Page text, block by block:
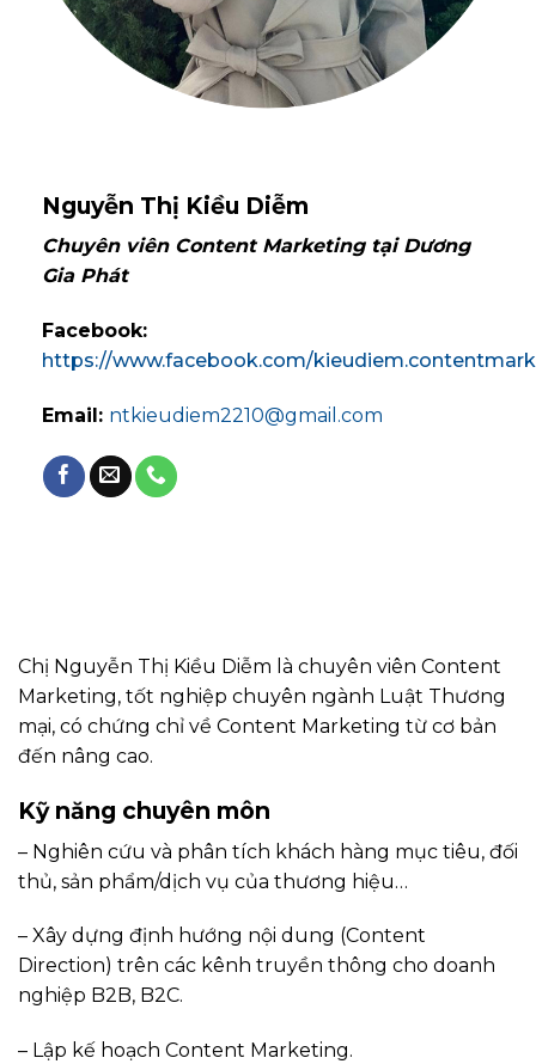
Nguyễn Thị Kiều Diễm
Chuyên viên Content Marketing tại Dương
Gia Phát
Facebook:
https://www.facebook.com/
Email: ntkieudiem2210@gmail.com
Chị Nguyễn Thị Kiều Diễm là chuyên viên Content
Marketing, tốt nghiệp chuyên ngành Luật Thương
mại, có chứng chỉ về Content Marketing từ cơ bản
đến nâng cao.
Kỹ năng chuyên môn
– Nghiên cứu và phân tích khách hàng mục tiêu, đối
thủ, sản phẩm/dịch vụ của thương hiệu…
– Xây dựng định hướng nội dung (Content
Direction) trên các kênh truyền thông cho doanh
nghiệp B2B, B2C.
– Lập kế hoạch Content Marketing.